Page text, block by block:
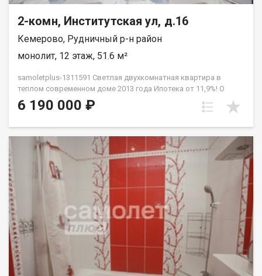
Скрипаль Юлия
2-комн, Институтская ул, д.16
Кемерово, Рудничный р-н район
монолит, 12 этаж, 51.6 м²
samoletplus-1311591 Светлая двухкомнатная квартира в
теплом современном доме 2013 года Ипотека от 11,9%! О
квартире: Две просторные комнаты правильной формы
более 18 кв.м Свежий ремонт Во всей квартире натяжные
плиткой до потолка Автономная прихожая логически
отделяет входную зону от основной площади квартиры
Современная входная дверь, установлен домофон Мебель и
бытовая техника - по договоренности Большая застекленная
лоджия - 6 квадратов Прекрасный вид из окон: с одной
стороны сногсшибательные закаты, с другой - чудесные,
вдохновляющие на весь день рассветы! О доме: Дом
индивидуальной строительной серии, 2013 года постройки -
единственный современный дом в данной локации Два
высокоскоростных лифта Уникальное планировочное
решение Спокойные соседи Чистый зелёный двор, парковка
свободна в любое время суток Инфраструктура: Детские
6 190 000 ₽